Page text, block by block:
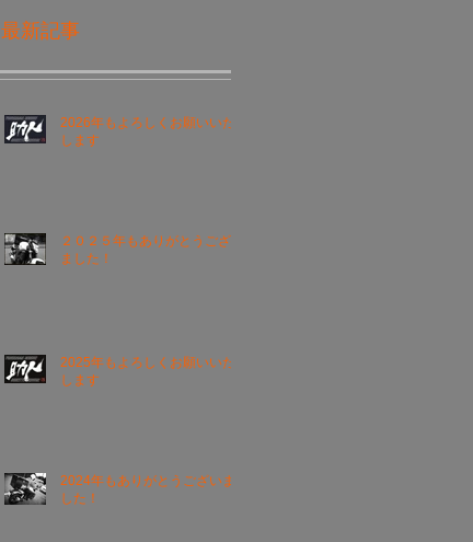
最新記事
2026年もよろしくお願いいた
します
２０２５年もありがとうござい
ました！
2025年もよろしくお願いいた
します
2024年もありがとうございま
した！